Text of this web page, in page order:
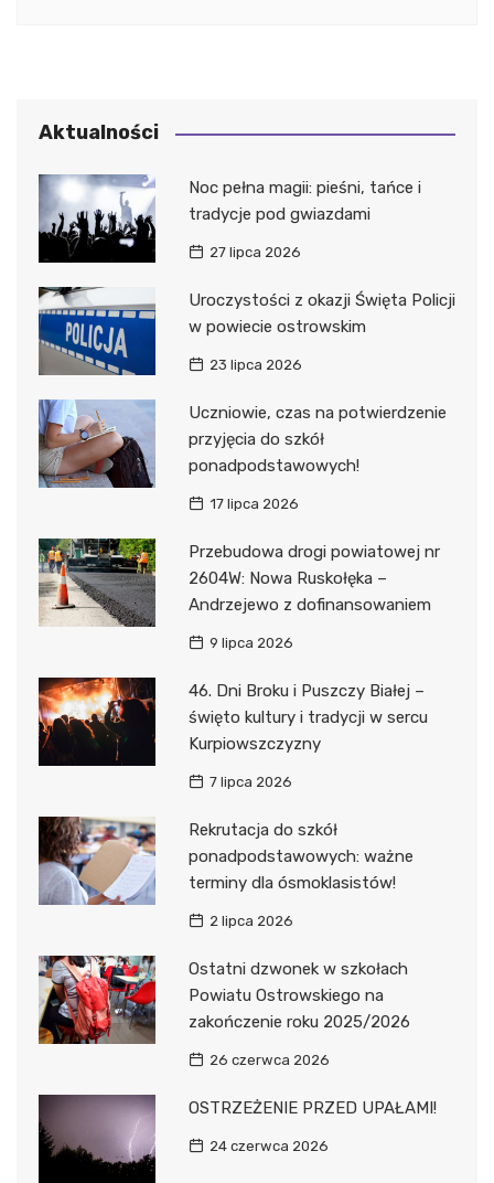
Aktualności
Noc pełna magii: pieśni, tańce i
tradycje pod gwiazdami
27 lipca 2026
Uroczystości z okazji Święta Policji
w powiecie ostrowskim
23 lipca 2026
Uczniowie, czas na potwierdzenie
przyjęcia do szkół
ponadpodstawowych!
17 lipca 2026
Przebudowa drogi powiatowej nr
2604W: Nowa Ruskołęka –
Andrzejewo z dofinansowaniem
9 lipca 2026
46. Dni Broku i Puszczy Białej –
święto kultury i tradycji w sercu
Kurpiowszczyzny
7 lipca 2026
Rekrutacja do szkół
ponadpodstawowych: ważne
terminy dla ósmoklasistów!
2 lipca 2026
Ostatni dzwonek w szkołach
Powiatu Ostrowskiego na
zakończenie roku 2025/2026
26 czerwca 2026
OSTRZEŻENIE PRZED UPAŁAMI!
24 czerwca 2026